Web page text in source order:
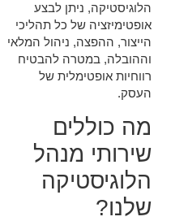
הלוגיסטיקה, ניתן לבצע
אופטימיזציה של כל תהליכי
הייצור, ההפצה, ניהול המלאי
וההובלה, במטרה להבטיח
רווחיות אופטימלית של
העסק.
מה כוללים
שירותי מנהל
הלוגיסטיקה
שלנו?